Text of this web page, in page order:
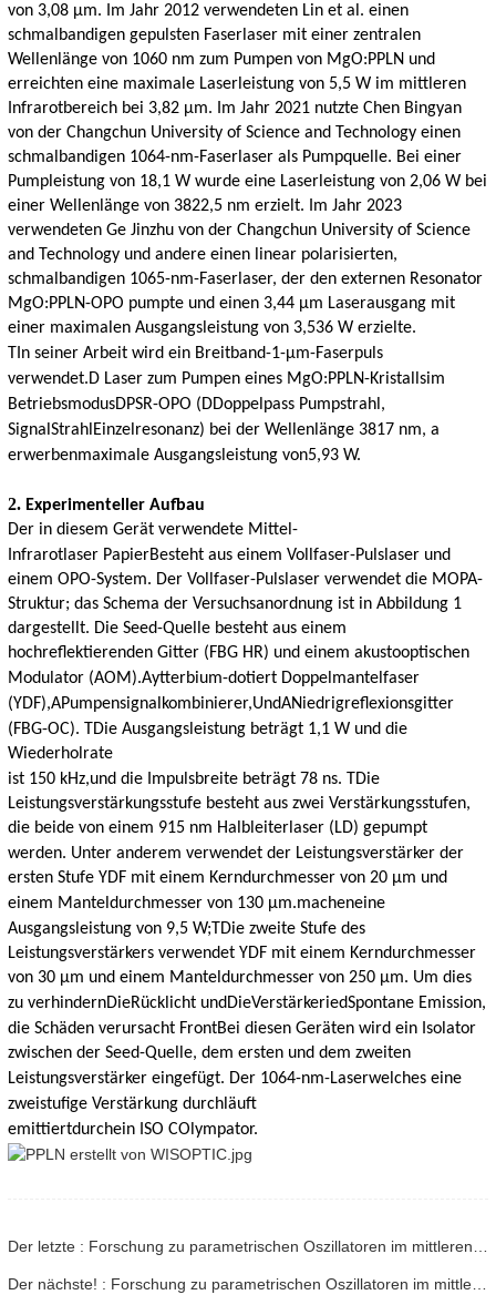
von 3,08 μm. Im Jahr 2012 verwendeten Lin et al. einen
schmalbandigen gepulsten Faserlaser mit einer zentralen
Wellenlänge von 1060 nm zum Pumpen von MgO:PPLN und
erreichten eine maximale Laserleistung von 5,5 W im mittleren
Infrarotbereich bei 3,82 μm. Im Jahr 2021 nutzte Chen Bingyan
von der Changchun University of Science and Technology einen
schmalbandigen 1064-nm-Faserlaser als Pumpquelle. Bei einer
Pumpleistung von 18,1 W wurde eine Laserleistung von 2,06 W bei
einer Wellenlänge von 3822,5 nm erzielt. Im Jahr 2023
verwendeten Ge Jinzhu von der Changchun University of Science
and Technology und andere einen linear polarisierten,
schmalbandigen 1065-nm-Faserlaser, der den externen Resonator
MgO:PPLN-OPO pumpte und einen 3,44 μm Laserausgang mit
einer maximalen Ausgangsleistung von 3,536 W erzielte.
T In seiner Arbeit wird ein Breitband-1-μm-Faserpuls
verwendet.D Laser zum Pumpen eines MgO:PPLN-Kristallsim
BetriebsmodusDPSR-OPO (DDoppelpass Pumpstrahl ,
Signal Strahl Einzelresonanz) bei der Wellenlänge 3817 nm, a
erwerbenmaximale Ausgangsleistung von5,93 W.
2. Experimenteller Aufbau
Der in diesem Gerät verwendete Mittel-
Infrarotlaser PapierBesteht aus einem Vollfaser-Pulslaser und
einem OPO-System. Der Vollfaser-Pulslaser verwendet die MOPA-
Struktur; das Schema der Versuchsanordnung ist in Abbildung 1
dargestellt. Die Seed-Quelle besteht aus einem
hochreflektierenden Gitter (FBG HR) und einem akustooptischen
Modulator (AOM).Aytterbium-dotiert Doppelmantelfaser
(YDF),APumpensignalkombinierer,UndANiedrigreflexionsgitter
(FBG-OC). TDie Ausgangsleistung beträgt 1,1 W und die
Wiederholrate
ist 150 kHz,und die Impulsbreite beträgt 78 ns. TDie
Leistungsverstärkungsstufe besteht aus zwei Verstärkungsstufen,
die beide von einem 915 nm Halbleiterlaser (LD) gepumpt
werden. Unter anderem verwendet der Leistungsverstärker der
ersten Stufe YDF mit einem Kerndurchmesser von 20 μm und
einem Manteldurchmesser von 130 μm.macheneine
Ausgangsleistung von 9,5 W;TDie zweite Stufe des
Leistungsverstärkers verwendet YDF mit einem Kerndurchmesser
von 30 μm und einem Manteldurchmesser von 250 μm. Um dies
zu verhindernDieRücklicht undDieVerstärkeriedSpontane Emission,
die Schäden verursacht FrontBei diesen Geräten wird ein Isolator
zwischen der Seed-Quelle, dem ersten und dem zweiten
Leistungsverstärker eingefügt. Der 1064-nm-Laserwelches eine
zweistufige Verstärkung durchläuft
emittiertdurchein ISO COlympator.
Der letzte : Forschung zu parametrischen Oszillatoren im mittleren Infrarotbereich - Teil 01
Der nächste! : Forschung zu parametrischen Oszillatoren im mittleren Infrarotbereich – Teil 03